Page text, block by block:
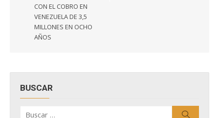
CON EL COBRO EN
VENEZUELA DE 3,5
MILLONES EN OCHO
AÑOS
BUSCAR
por: